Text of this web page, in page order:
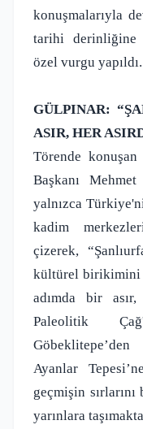
konuşmalarıyla
tarihi derinliğine
özel vurgu yapıldı.
GÜLPINAR:
ASIR, HER
Törende
Başkanı Mehmet
yalnızca
kadim
çizerek,
kültürel birikimini
adımda bir
Paleolitik
Ayanlar
geçmişin
yarınlara